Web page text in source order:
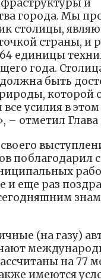
и
города. Мы
столицы,
страны, и
единицы
года.
быть
которой
усилия в этом
– отметил Глава
поблагодарил
и еще раз
(на газу)
на 77
имеются